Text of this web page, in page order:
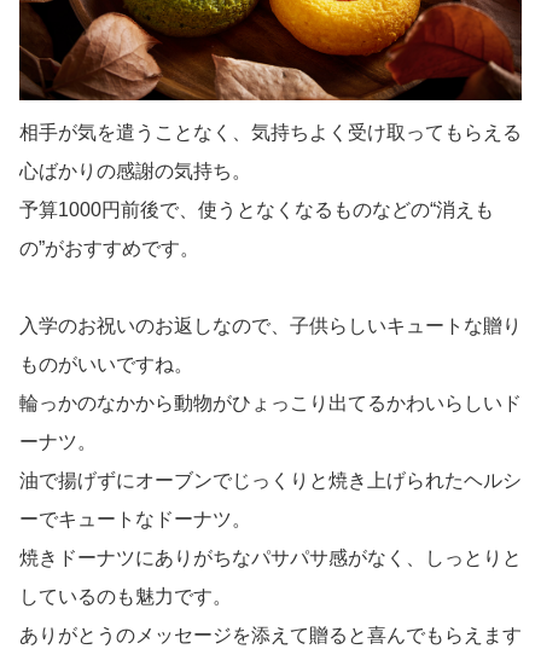
相手が気を遣うことなく、気持ちよく受け取ってもらえる
心ばかりの感謝の気持ち。
予算1000円前後で、使うとなくなるものなどの“消えも
の”がおすすめです。
入学のお祝いのお返しなので、子供らしいキュートな贈り
ものがいいですね。
輪っかのなかから動物がひょっこり出てるかわいらしいド
ーナツ。
油で揚げずにオーブンでじっくりと焼き上げられたヘルシ
ーでキュートなドーナツ。
焼きドーナツにありがちなパサパサ感がなく、しっとりと
しているのも魅力です。
ありがとうのメッセージを添えて贈ると喜んでもらえます